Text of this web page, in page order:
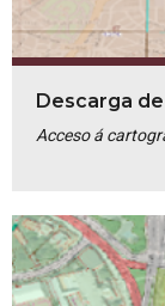
Descarga
Acceso á